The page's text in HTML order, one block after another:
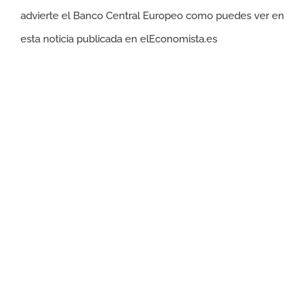
advierte el Banco Central Europeo como puedes ver en
esta noticia publicada en elEconomista.es